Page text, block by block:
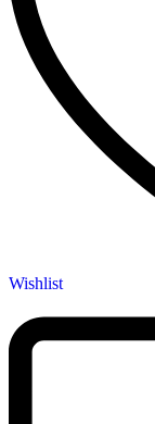
Wishlist